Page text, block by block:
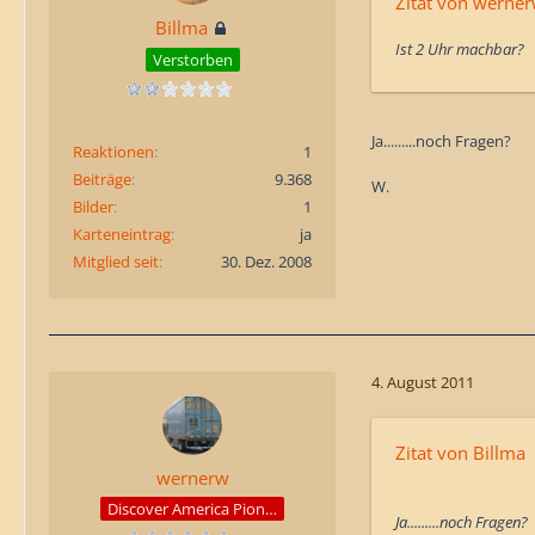
Billma
Verstorben
Reaktionen
1
Beiträge
9.368
Bilder
1
Karteneintrag
ja
Mitglied seit
30. Dez. 2008
Ist 2 Uhr machbar?
Ja.........noch Fragen?
W.
wernerw
Discover America Pioneer
4. August 2011
Zitat von Billma
Ja.........noch Fragen?